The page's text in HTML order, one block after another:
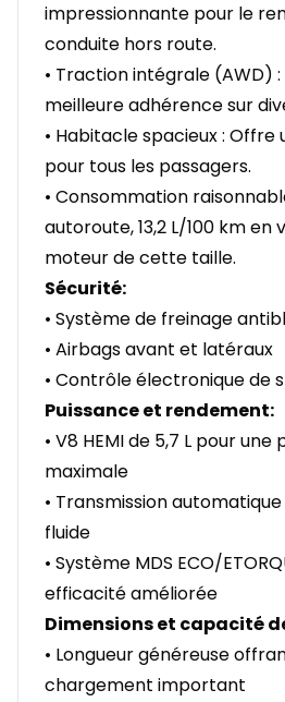
impressionnante pour le
conduite hors route.
• Traction intégrale (AWD) :
meilleure adhérence sur
• Habitacle spacieux :
pour tous les passagers.
• Consommation
autoroute, 13,2 L/100 km en
moteur de cette taille.
Sécurité:
• Système de freinage
• Airbags avant et latéraux
• Contrôle électronique de
Puissance et rendement:
• V8 HEMI de 5,7 L pour une
maximale
• Transmission
fluide
• Système MDS ECO/
efficacité améliorée
Dimensions et capacité
• Longueur généreuse
chargement important